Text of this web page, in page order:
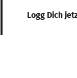
Logg Dich